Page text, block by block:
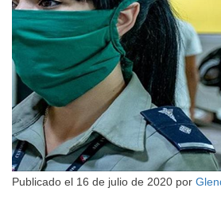
Publicado el 16 de julio de 2020 por